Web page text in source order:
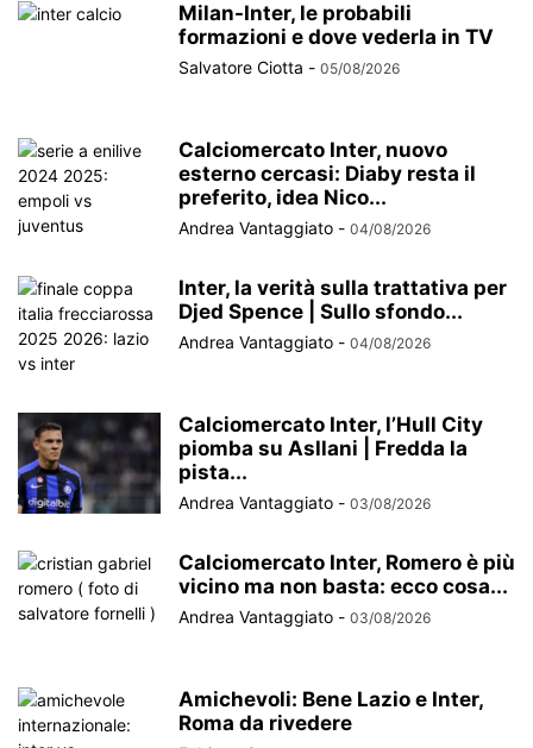
Milan-Inter, le probabili
formazioni e dove vederla in TV
Salvatore Ciotta - 05/08/2026
Calciomercato Inter, nuovo
esterno cercasi: Diaby resta il
preferito, idea Nico...
Andrea Vantaggiato - 04/08/2026
Inter, la verità sulla trattativa per
Djed Spence | Sullo sfondo...
Andrea Vantaggiato - 04/08/2026
Calciomercato Inter, l’Hull City
piomba su Asllani | Fredda la
pista...
Andrea Vantaggiato - 03/08/2026
Calciomercato Inter, Romero è più
vicino ma non basta: ecco cosa...
Andrea Vantaggiato - 03/08/2026
Amichevoli: Bene Lazio e Inter,
Roma da rivedere